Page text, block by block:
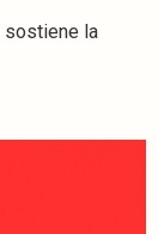
sostiene la